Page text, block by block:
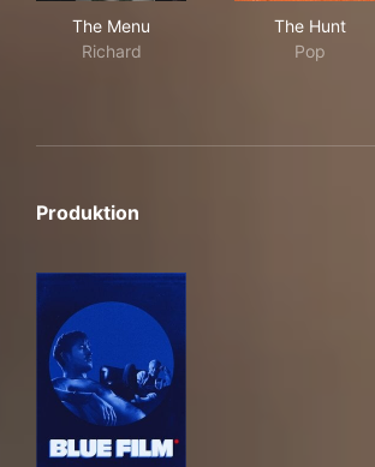
The Menu
Richard
The Hunt
Pop
Produktion